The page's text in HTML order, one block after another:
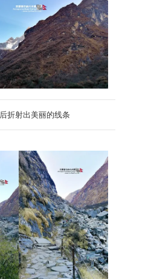
折射出美丽的线条